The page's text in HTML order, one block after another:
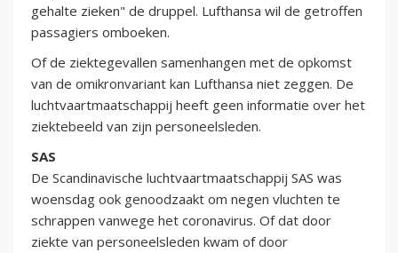
gehalte zieken" de druppel. Lufthansa wil de getroffen
passagiers omboeken.
Of de ziektegevallen samenhangen met de opkomst
van de omikronvariant kan Lufthansa niet zeggen. De
luchtvaartmaatschappij heeft geen informatie over het
ziektebeeld van zijn personeelsleden.
SAS
De Scandinavische luchtvaartmaatschappij SAS was
woensdag ook genoodzaakt om negen vluchten te
schrappen vanwege het coronavirus. Of dat door
ziekte van personeelsleden kwam of door